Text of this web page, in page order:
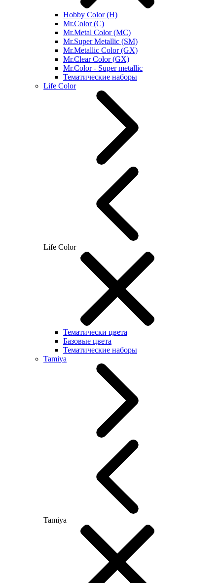
Hobby Color (H)
Mr.Color (C)
Mr.Metal Color (MC)
Mr.Super Metallic (SM)
Mr.Metallic Color (GX)
Mr.Clear Color (GX)
Mr.Color - Super metallic
Тематические наборы
Life Color
Life Color
Тематически цвета
Базовые цвета
Тематические наборы
Tamiya
Tamiya